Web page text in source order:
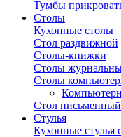
Тумбы
Столы
Кухонные столы
Стол раздвижной
Столы-книжки
Столы
Столы
Стол письменный
Стулья
Кухонные стулья